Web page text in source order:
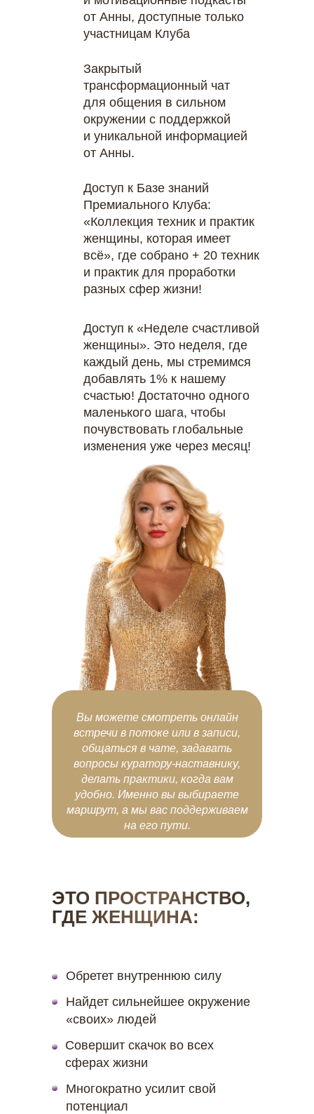
от Анны, доступные только
участницам Клуба
Закрытый
трансформационный чат
для общения в сильном
окружении с поддержкой
и уникальной информацией
от Анны.
Доступ к Базе знаний
Премиального Клуба:
«Коллекция техник и практик
женщины, которая имеет
всё», где собрано + 20 техник
и практик для проработки
разных сфер жизни!
Доступ к «Неделе счастливой
женщины». Это неделя, где
каждый день, мы стремимся
добавлять 1% к нашему
счастью! Достаточно одного
маленького шага, чтобы
почувствовать глобальные
изменения уже через месяц!
Вы можете смотреть онлайн
встречи в потоке или в записи,
общаться в чате, задавать
вопросы куратору-наставнику,
делать практики, когда вам
удобно. Именно вы выбираете
маршрут, а мы вас поддерживаем
на его пути.
ЭТО ПРОСТРАНСТВО,
ГДЕ ЖЕНЩИНА:
Обретет внутреннюю силу
Найдет сильнейшее окружение
«своих» людей
Совершит скачок во всех
сферах жизни
Многократно усилит свой
потенциал